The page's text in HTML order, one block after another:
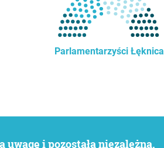
Parlamentarzyści Łęknica
uwagę i pozostała niezależna.